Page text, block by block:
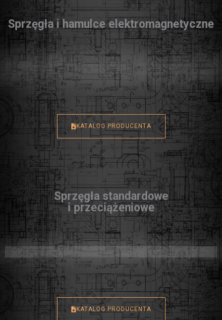
Sprzęgła i hamulce elektromagnetyczne
KATALOG PRODUCENTA
Sprzęgła standardowe
i przeciążeniowe
KATALOG PRODUCENTA